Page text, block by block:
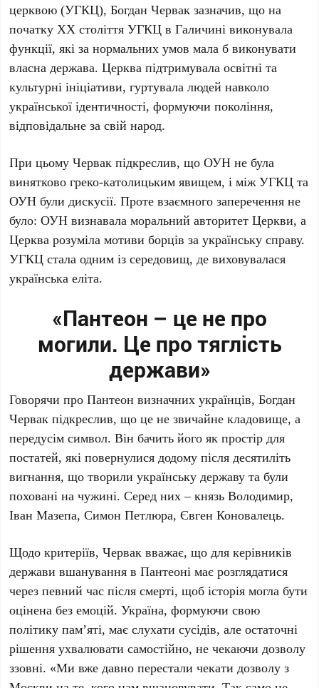
церквою (УГКЦ),Богдан Червак зазначив, що на
початку ХХ століття УГКЦ вГаличині виконувала
функції, які за нормальних умов мала б виконувати
власна держава. Церква підтримувала освітні та
культурні ініціативи, гуртувала людей навколо
української ідентичності, формуючи покоління,
відповідальне за свій народ.
При цьомуЧервак підкреслив, що ОУН не була
винятково греко-католицьким явищем, і між УГКЦ та
ОУН були дискусії. Проте взаємного заперечення не
було: ОУН визнавала моральний авторитет Церкви, а
Церква розуміла мотиви борців за українську справу.
УГКЦ стала одним із середовищ, де виховувалася
українська еліта.
«Пантеон – це не про
могили. Це про тяглість
держави»
Говорячи про Пантеон визначних українців,Богдан
Червак підкреслив, що це не звичайне кладовище, а
передусім символ. Він бачить його як простір для
постатей, які повернулися додому після десятиліть
вигнання, що творили українську державу та були
поховані на чужині. Серед них –князь Володимир,
Іван Мазепа,Симон Петлюра,Євген Коновалець.
Щодо критеріїв,Червак вважає, що для керівників
держави вшанування в Пантеоні має розглядатися
через певний час після смерті, щоб історія могла бути
оцінена без емоцій. Україна, формуючи свою
політику пам’яті, має слухати сусідів, але остаточні
рішення ухвалювати самостійно, не чекаючи дозволу
ззовні. «Ми вже давно перестали чекати дозволу з